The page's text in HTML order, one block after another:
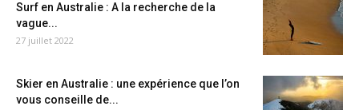
Surf en Australie : A la recherche de la
vague...
27 juillet 2022
Skier en Australie : une expérience que l’on
vous conseille de...